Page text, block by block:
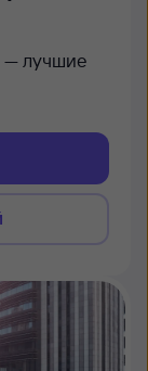
— лучшие